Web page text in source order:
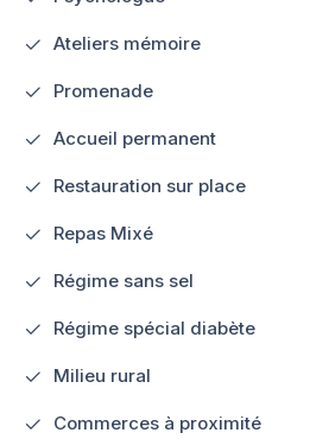
Ateliers mémoire
Promenade
Accueil permanent
Restauration sur place
Repas Mixé
Régime sans sel
Régime spécial diabète
Milieu rural
Commerces à proximité